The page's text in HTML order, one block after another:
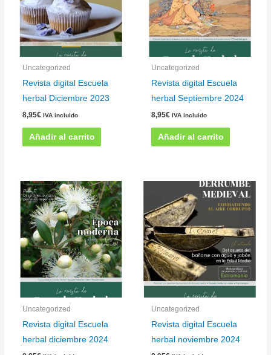
Uncategorized
Revista digital Escuela
herbal Diciembre 2023
8,95€ IVA incluido
Añadir al carrito
Uncategorized
Revista digital Escuela
herbal Septiembre 2024
8,95€ IVA incluido
Añadir al carrito
Uncategorized
Revista digital Escuela
herbal diciembre 2024
Uncategorized
Revista digital Escuela
herbal noviembre 2024